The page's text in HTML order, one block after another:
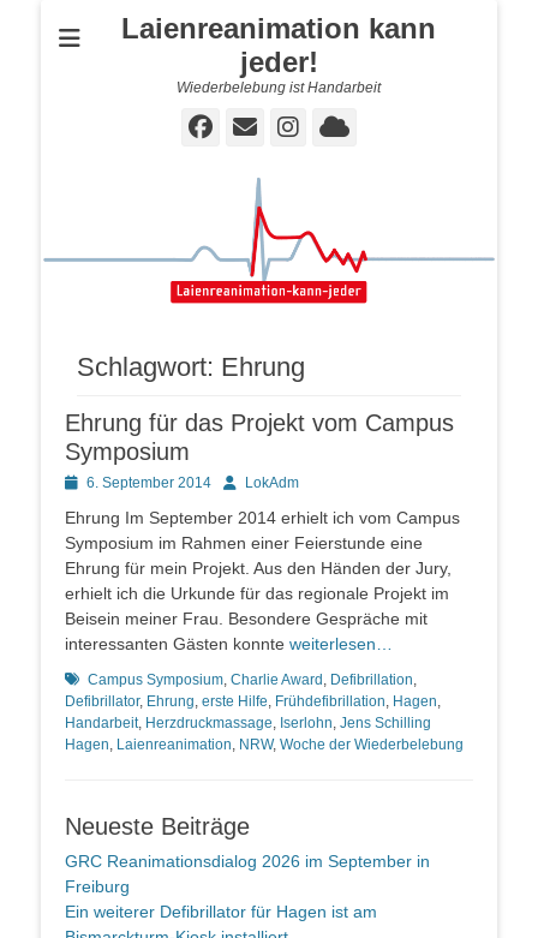
Laienreanimation kann
jeder!
Wiederbelebung ist Handarbeit
Facebook
E-
Instagram
Cloud
Schlagwort: Ehrung
Ehrung für das Projekt vom Campus
Symposium
Posted6. September 2014 AutorLokAdm
Ehrung Im September 2014 erhielt ich vom Campus
Symposium im Rahmen einer Feierstunde eine
Ehrung für mein Projekt. Aus den Händen der Jury,
erhielt ich die Urkunde für das regionale Projekt im
Beisein meiner Frau. Besondere Gespräche mit
interessanten Gästen konnte weiterlesen…
Schlagworte
Campus Symposium, Charlie Award , Defibrillation,
Defibrillator, Ehrung, erste Hilfe, Frühdefibrillation, Hagen,
Handarbeit, Herzdruckmassage, Iserlohn, Jens Schilling
Hagen, Laienreanimation, NRW, Woche der Wiederbelebung
Neueste Beiträge
GRC Reanimationsdialog 2026 im September in
Freiburg
Ein weiterer Defibrillator für Hagen ist am